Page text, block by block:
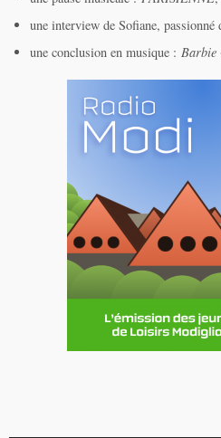
une interview de Sofiane, passionné
une conclusion en musique :